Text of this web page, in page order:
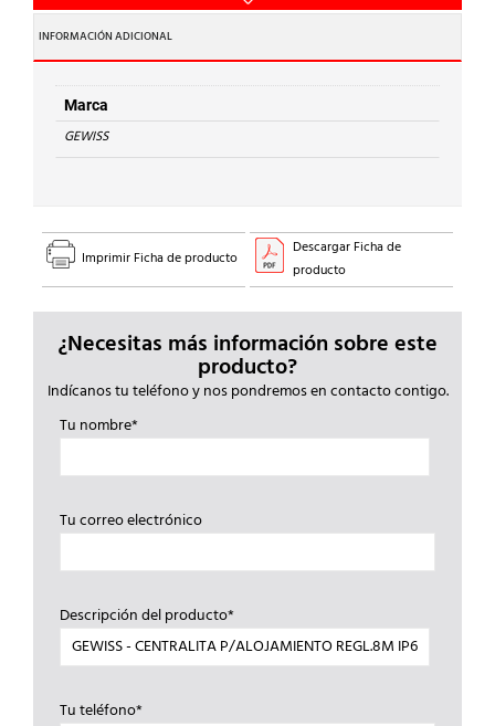
P/ALOJAMIENTO
REGL.8M
IP65
cantidad
INFORMACIÓN ADICIONAL
Marca
GEWISS
Imprimir Ficha de producto
Descargar Ficha de
producto
¿Necesitas más información sobre este
producto?
Indícanos tu teléfono y nos pondremos en contacto contigo.
Tu nombre*
Tu correo electrónico
Descripción del producto*
Tu teléfono*